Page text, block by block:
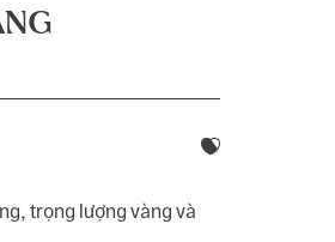
trọng lượng vàng và